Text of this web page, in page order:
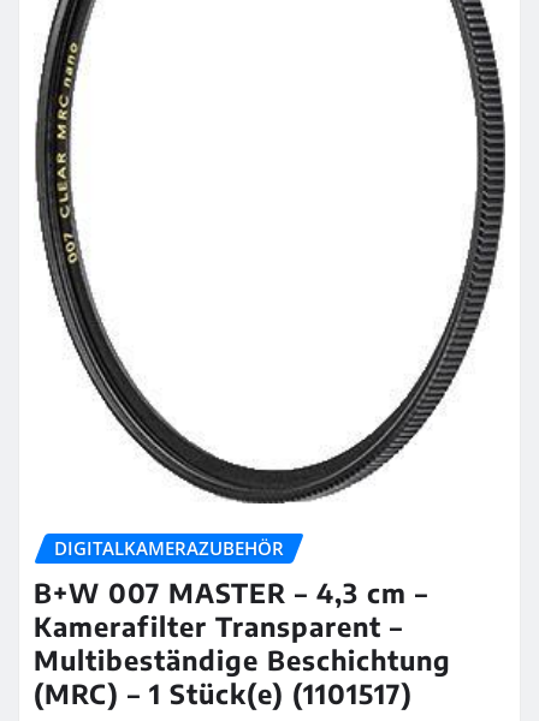
DIGITALKAMERAZUBEHÖR
B+W 007 MASTER – 4,3 cm –
Kamerafilter Transparent –
Multibeständige Beschichtung
(MRC) – 1 Stück(e) (1101517)